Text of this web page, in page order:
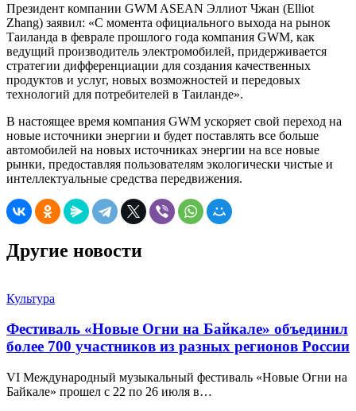
Президент компании GWM ASEAN Эллиот Чжан (Elliot
Zhang) заявил: «С момента официального выхода на рынок
Таиланда в феврале прошлого года компания GWM, как
ведущий производитель электромобилей, придерживается
стратегии дифференциации для создания качественных
продуктов и услуг, новых возможностей и передовых
технологий для потребителей в Таиланде».
В настоящее время компания GWM ускоряет свой переход на
новые источники энергии и будет поставлять все больше
автомобилей на новых источниках энергии на все новые
рынки, предоставляя пользователям экологически чистые и
интеллектуальные средства передвижения.
Другие новости
Культура
Фестиваль «Новые Огни на Байкале» объединил
более 700 участников из разных регионов России
VI Международный музыкальный фестиваль «Новые Огни на
Байкале» прошел с 22 по 26 июля в…